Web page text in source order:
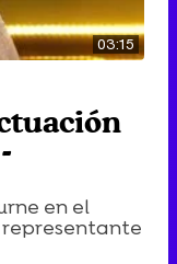
03:15
en el
representante